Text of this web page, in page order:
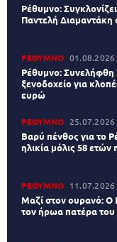
Ρέθυμνο:
Παντελή Διαμαντάκη
ΡΕΘΥΜΝΟ 01.08.2026
Ρέθυμνο: Συνελήφθη
ξενοδοχείο για
ευρώ
ΡΕΘΥΜΝΟ 25.07.2026
Βαρύ πένθος για το
ηλικία μόλις 58
ΡΕΘΥΜΝΟ 11.07.2026
Μαζί στον ουρανό: Ο
τον ήρωα πατέρα